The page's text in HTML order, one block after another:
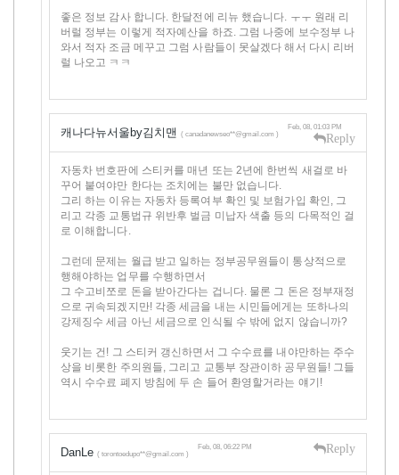
좋은 정보 감사 합니다. 한달전에 리뉴 했습니다. ㅜㅜ 원래 리
버럴 정부는 이렇게 적자예산을 하죠. 그럼 나중에 보수정부 나
와서 적자 조금 메꾸고 그럼 사람들이 못살겠다 해서 다시 리버
럴 나오고 ㅋㅋ
캐나다뉴서울by김치맨 ( canadanewseo**@gmail.com )
Feb, 08, 01:03 PM
Reply
자동차 번호판에 스티커를 매년 또는 2년에 한번씩 새걸로 바
꾸어 붙여야만 한다는 조치에는 불만 없습니다.
그리 하는 이유는 자동차 등록여부 확인 및 보험가입 확인, 그
리고 각종 교통법규 위반후 벌금 미납자 색출 등의 다목적인 걸
로 이해합니다.
그런데 문제는 월급 받고 일하는 정부공무원들이 통상적으로
행해야하는 업무를 수행하면서
그 수고비쪼로 돈을 받아간다는 겁니다. 물론 그 돈은 정부재정
으로 귀속되겠지만! 각종 세금을 내는 시민들에게는 또하나의
강제징수 세금 아닌 세금으로 인식될 수 밖에 없지 않습니까?
웃기는 건! 그 스티커 갱신하면서 그 수수료를 내야만하는 주수
상을 비롯한 주의원들, 그리고 교통부 장관이하 공무원들! 그들
역시 수수료 폐지 방침에 두 손 들어 환영할거라는 얘기!
DanLe ( torontoedupo**@gmail.com )
Feb, 08, 06:22 PM Reply